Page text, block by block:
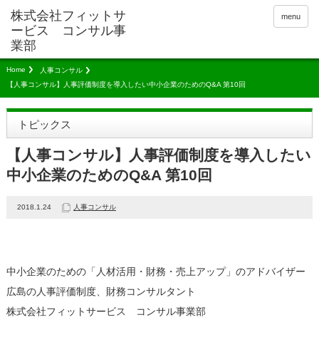
menu
Home
人事コンサル
【人事コンサル】人事評価制度を導入したい中小企業のためのQ&A 第10回
トピックス
【人事コンサル】人事評価制度を導入したい
中小企業のためのQ&A 第10回
2018.1.24 人事コンサル
中小企業のための「人材活用・財務・売上アップ」のアドバイザー
広島の人事評価制度、財務コンサルタント
株式会社フィットサービス コンサル事業部